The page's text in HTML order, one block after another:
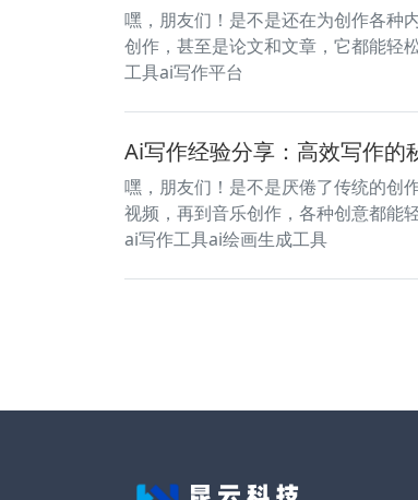
嘿，朋友们！是不是还在为创作各
创作，甚至是论文和文章，它都能轻
工具ai写作平台
Ai写作经验分享：高效写作的
嘿，朋友们！是不是厌倦了传统的创
视频，再到音乐创作，各种创意都能
ai写作工具ai绘画生成工具